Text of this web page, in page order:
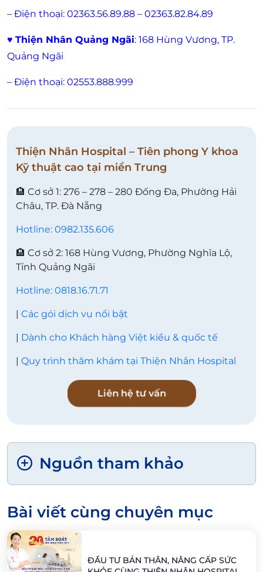
– Điện thoại: 02363.56.89.88 – 02363.82.84.89
♥ Thiện Nhân Quảng Ngãi: 168 Hùng Vương, TP.
Quảng Ngãi
– Điện thoại: 02553.888.999
Thiện Nhân Hospital – Tiên phong Y khoa
Kỹ thuật cao tại miền Trung
🏨 Cơ sở 1: 276 – 278 – 280 Đống Đa, Phường Hải
Châu, TP. Đà Nẵng
Hotline: 0982.135.606
🏨 Cơ sở 2: 168 Hùng Vương, Phường Nghĩa Lộ,
Tỉnh Quảng Ngãi
Hotline: 0818.16.71.71
| Các gói dịch vụ nổi bật
| Dành cho Khách hàng Việt kiều & quốc tế
| Quy trình thăm khám tại Thiện Nhân Hospital
Liên hệ tư vấn
Nguồn tham khảo
Bài viết cùng chuyên mục
ĐẦU TƯ BẢN THÂN, NÂNG CẤP SỨC